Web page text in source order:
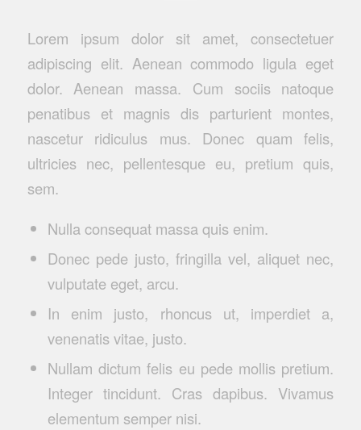
Lorem ipsum dolor sit amet, consectetuer
adipiscing elit. Aenean commodo ligula eget
dolor. Aenean massa. Cum sociis natoque
penatibus et magnis dis parturient montes,
nascetur ridiculus mus. Donec quam felis,
ultricies nec, pellentesque eu, pretium quis,
sem.
Nulla consequat massa quis enim.
Donec pede justo, fringilla vel, aliquet nec,
vulputate eget, arcu.
In enim justo, rhoncus ut, imperdiet a,
venenatis vitae, justo.
Nullam dictum felis eu pede mollis pretium.
Integer tincidunt. Cras dapibus. Vivamus
elementum semper nisi.